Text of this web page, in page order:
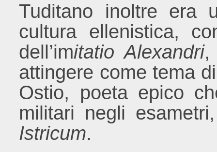
Tuditano inoltre era
cultura ellenistica,
dell’imitatio Alexandri,
attingere come tema
Ostio, poeta epico
militari negli
Istricum.